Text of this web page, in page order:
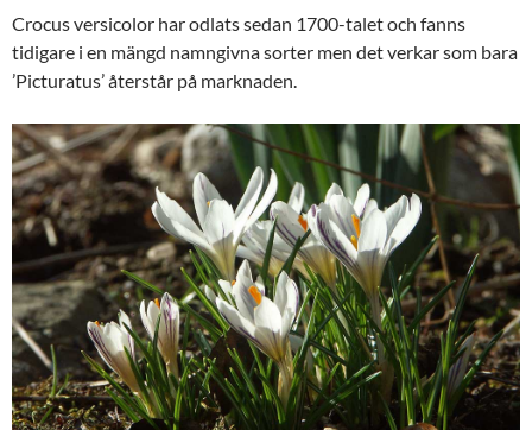
Crocus versicolor har odlats sedan 1700-talet och fanns
tidigare i en mängd namngivna sorter men det verkar som bara
’Picturatus’ återstår på marknaden.